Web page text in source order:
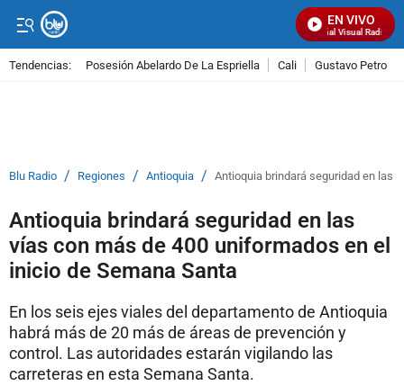
EN VIVO
Señal Visual Radio
Tendencias: Posesión Abelardo De La Espriella Cali Gustavo Petro
Blu Radio / Regiones / Antioquia / Antioquia brindará seguridad en las
Antioquia brindará seguridad en las
vías con más de 400 uniformados en el
inicio de Semana Santa
En los seis ejes viales del departamento de Antioquia
habrá más de 20 más de áreas de prevención y
control. Las autoridades estarán vigilando las
carreteras en esta Semana Santa.